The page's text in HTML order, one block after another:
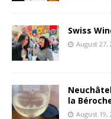
Swiss
August 27,
la
August 19,